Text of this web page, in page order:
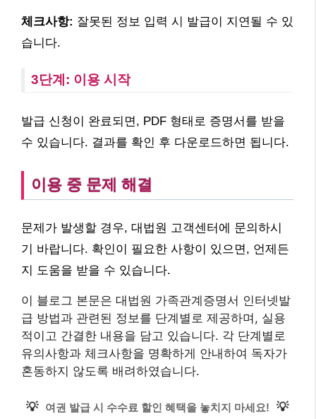
체크사항: 잘못된 정보 입력 시 발급이 지연될 수 있
습니다.
3단계: 이용 시작
발급 신청이 완료되면, PDF 형태로 증명서를 받을
수 있습니다. 결과를 확인 후 다운로드하면 됩니다.
이용 중 문제 해결
문제가 발생할 경우, 대법원 고객센터에 문의하시
기 바랍니다. 확인이 필요한 사항이 있으면, 언제든
지 도움을 받을 수 있습니다.
이 블로그 본문은 대법원 가족관계증명서 인터넷발
급 방법과 관련된 정보를 단계별로 제공하며, 실용
적이고 간결한 내용을 담고 있습니다. 각 단계별로
유의사항과 체크사항을 명확하게 안내하여 독자가
혼동하지 않도록 배려하였습니다.
💡 여권 발급 시 수수료 할인 혜택을 놓치지 마세요! 💡